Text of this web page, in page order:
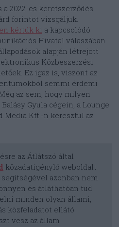
a 2022-es keretszerződés
forintot vizsgáljuk.
kértük ki a kapcsolódó
Hivatal válaszában
alapján létrejött
Közbeszerzési
Ez igaz is, viszont az
semmi érdemi
az sem, hogy milyen
Gyula cégein, a Lounge
Media Kft.-n keresztül az
az Átlátszó által
közadatigénylő weboldalt
azonban nem
és átláthatóan tud
minden olyan állami,
közfeladatot ellátó
vesz az állam